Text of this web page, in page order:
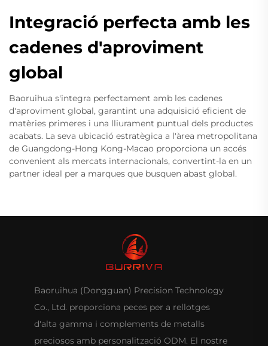
Integració perfecta amb les
cadenes d'aproviment
global
Baoruihua s'integra perfectament amb les cadenes
d'aproviment global, garantint una adquisició eficient de
matèries primeres i una lliurament puntual dels productes
acabats. La seva ubicació estratègica a l'àrea metropolitana
de Guangdong-Hong Kong-Macao proporciona un accés
convenient als mercats internacionals, convertint-la en un
partner ideal per a marques que busquen abast global.
Baoruihua (Dongguan) Precision Technology
Co., Ltd. proporciona peces per a rellotges
d'alta gamma i complements de metalls
preciosos amb personalització ODM. El nostre